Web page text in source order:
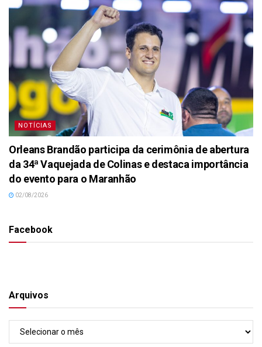
NOTÍCIAS
Orleans Brandão participa da cerimônia de abertura
da 34ª Vaquejada de Colinas e destaca importância
do evento para o Maranhão
02/08/2026
Facebook
Arquivos